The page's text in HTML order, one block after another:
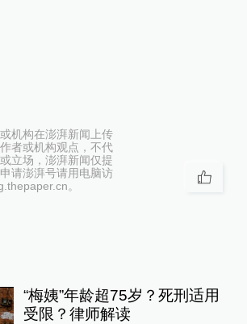
机构在澎湃新闻上传
者或机构观点，不代
立场，澎湃新闻仅提
请澎湃号请用电脑访
。
“梅姨”年龄超75岁？死刑适用
受限？律师解读